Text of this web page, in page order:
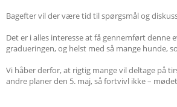
Bagefter vil der være tid til spørgsmål og
Det er i alles interesse at få gennemført denne
gradueringen, og helst med så mange hunde,
Vi håber derfor, at rigtig mange vil deltage på
andre planer den 5. maj, så fortvivl ikke –